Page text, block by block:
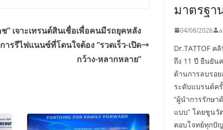
” เจาะเทรนด์สินเชื่อเพื่อคนมีรถยุคหลัง
ารรีไฟแนนซ์ที่โดนใจต้อง “รวดเร็ว-เปิด
กว้าง-หลากหลาย”
มาตรฐา
04/08/2026
Dr.TATTOF
ถึง 11 ปี ยืนยัน
ด้านการลบรอ
ระดับแบรนด์ค
“ผู้นำการรักษา
แบบ” โดยชูนวั
ตอบโจทย์ทุกปั